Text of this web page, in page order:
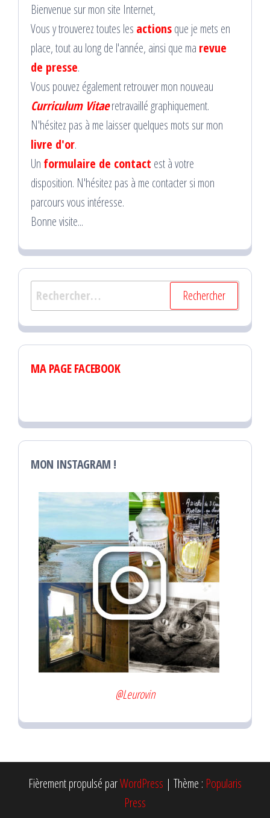
Bienvenue sur mon site Internet,
Vous y trouverez toutes les actionsque je mets en
place, tout au long de l'année, ainsi que ma revue
de presse.
Vous pouvez également retrouver mon nouveau
Curriculum Vitaeretravaillé graphiquement.
N'hésitez pas à me laisser quelques mots sur mon
livre d'or.
Un formulaire de contact est à votre
disposition. N'hésitez pas à me contacter si mon
parcours vous intéresse.
Bonne visite...
Rechercher :
MA PAGE FACEBOOK
MON INSTAGRAM !
@Leurovin
Fièrement propulsé parWordPress | Thème : Popularis
Press